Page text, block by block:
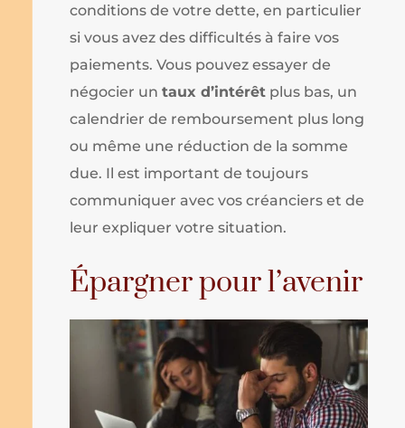
conditions de votre dette, en particulier
si vous avez des difficultés à faire vos
paiements. Vous pouvez essayer de
négocier untaux d’intérêt plus bas, un
calendrier de remboursement plus long
ou même une réduction de la somme
due. Il est important de toujours
communiquer avec vos créanciers et de
leur expliquer votre situation.
Épargner pour l’avenir